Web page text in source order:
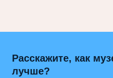
Расскажите, как
лучше?